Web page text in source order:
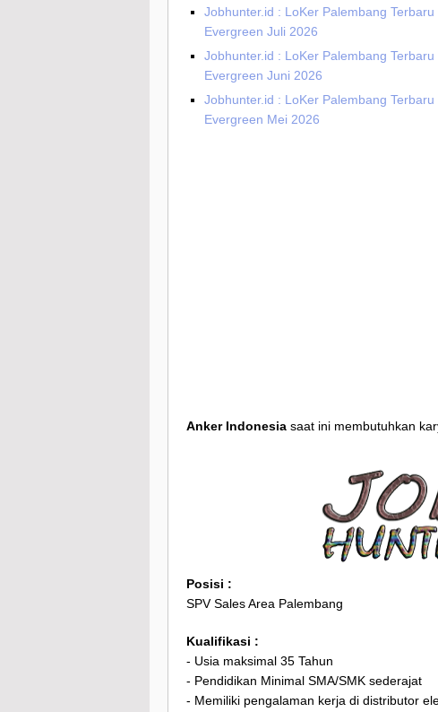
Jobhunter.id : LoKer Palembang
Evergreen Juli 2026
Jobhunter.id : LoKer Palembang
Evergreen Juni 2026
Jobhunter.id : LoKer Palembang
Evergreen Mei 2026
Anker Indonesia saat ini membutuhkan
Posisi :
SPV Sales Area Palembang
Kualifikasi :
- Usia maksimal 35 Tahun
- Pendidikan Minimal SMA/SMK sederajat
- Memiliki pengalaman kerja di distributor